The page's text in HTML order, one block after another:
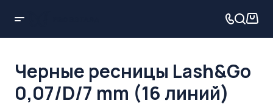
Черные ресницы Lash&Go
0,07/D/7 mm (16 линий)